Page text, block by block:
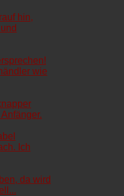
hin,
wie
Ich
da wird